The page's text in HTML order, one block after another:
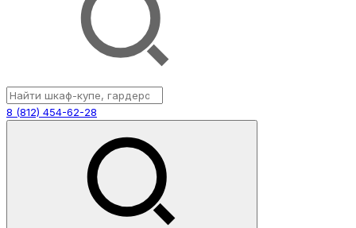
8 (812) 454-62-28